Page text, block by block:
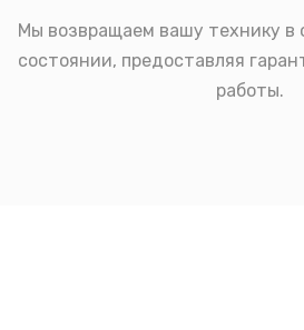
Мы возвращаем вашу технику в
состоянии, предоставляя
работы.